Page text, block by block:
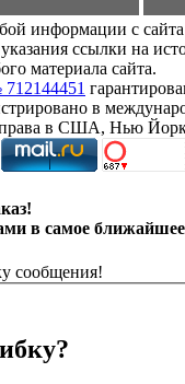
информации с
ссылки на
материала сайта.
в
права в США, Нью
в самое
сообщения!